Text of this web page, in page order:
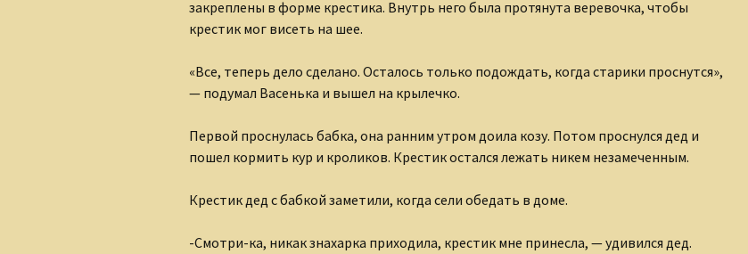
закреплены в форме крестика. Внутрь него была протянута веревочка, чтобы
крестик мог висеть на шее.
«Все, теперь дело сделано. Осталось только подождать, когда старики проснутся»,
— подумал Васенька и вышел на крылечко.
Первой проснулась бабка, она ранним утром доила козу. Потом проснулся дед и
пошел кормить кур и кроликов. Крестик остался лежать никем незамеченным.
Крестик дед с бабкой заметили, когда сели обедать в доме.
-Смотри-ка, никак знахарка приходила, крестик мне принесла, — удивился дед.